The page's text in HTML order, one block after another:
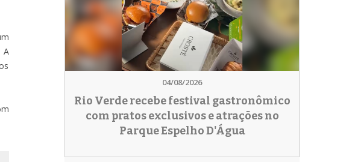
A
04/08/2026
Rio Verde recebe festival gastronômico
com pratos exclusivos e atrações no
Parque Espelho D'Água